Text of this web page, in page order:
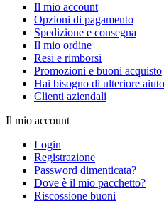
Il mio account
Opzioni di pagamento
Spedizione e consegna
Il mio ordine
Resi e rimborsi
Promozioni e buoni acquisto
Hai bisogno di ulteriore
Clienti aziendali
Il mio account
Login
Registrazione
Password dimenticata?
Dove è il mio pacchetto?
Riscossione buoni